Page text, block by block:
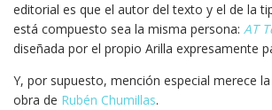
editorial es que el autor del texto y el de la
está compuesto sea la misma persona: AT
diseñada por el propio Arilla expresamente
Y, por supuesto, mención especial merece
obra de Rubén Chumillas.